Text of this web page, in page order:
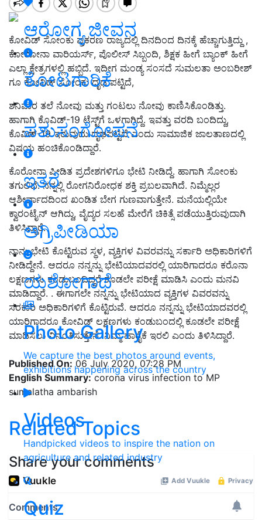
ಆರೋಗ್ಯ ಜೀವನ
ತೋಟಗಾರಿಕೆ
ಪಶುಸಂಗೋಪನೆ
ಇತರೆ
ಅಗ್ರಿಪೀಡಿಯಾ
ಯಶೋಗಾಥೆ
Photo Gallery
We capture the best photos around events,
exhibitions happening across the country
Videos
Handpicked videos to inspire the nation on
agriculture and related industry
Quiz
ಕೋವಿಡ್ ಸೋಂಕು ಪ್ರಕರಣ ರಾಜ್ಯದಲ್ಲಿ ದಿನದಿಂದ ದಿನಕ್ಕೆ ಹೆಚ್ಚಾಗುತ್ತಿದ್ದು ,
ಕೋರೋನಾ ವಾರಿಯರ್ಸ್, ಪೊಲೀಸ್ ಸಿಬ್ಬಂದಿ, ಶಿಕ್ಷಕ ಹೀಗೆ ಬ್ಯಾಂಕ್ ಹೀಗೆ
ಎಲ್ಲಾ ಕ್ಷೇತ್ರಗಳಲ್ಲಿ ಹಬ್ಬಿದೆ. ಇದೀಗ ಮಂಡ್ಯ ಸಂಸದೆ ಸುಮಲತಾ ಅಂಬರೀಶ್
ಗೂ ಕೋವಿಡ್ ಸೋಂಕು ದೃಢ ಪಟ್ಟಿದೆ,
ಶನಿವಾರ ತಲೆ ನೋವು ಮತ್ತು ಗಂಟಲು ನೋವು ಕಾಣಿಸಿಕೊಂಡಿತ್ತು.
ಹಾಗಾಗಿ ಕೊವಿಡ್​-19 ಟೆಸ್ಟ್​ಗೆ ಒಳಗಾಗಿದ್ದೆ. ಇವತ್ತು ವರದಿ ಬಂದಿದ್ದು,
ಕೊವಿಡ್​-19 ಇರುವುದು ದೃಢಪಟ್ಟಿದೆ ಎಂದು ಸಾಮಾಜಿಕ ಜಾಲತಾಣದಲ್ಲಿ
ವಿಷಯ ಹಂಚಿಕೊಂಡಿದ್ದಾರೆ.
ಕೊರೋನಾ ಪೀಡಿತ ಪ್ರದೇಶಗಳಿಗೂ ಭೇಟಿ ನೀಡಿದ್ದೆ. ಹಾಗಾಗಿ ಸೋಂಕು
ತಗುಲಿದೆ. ನನ್ನಲ್ಲಿ ರೋಗನಿರೋಧಕ ಶಕ್ತಿ ಪ್ರಬಲವಾಗಿದೆ. ನಿಮ್ಮೆಲ್ಲರ
ಆಶೀರ್ವಾದದಿಂದ ಖಂಡಿತ ಬೇಗ ಗುಣವಾಗುತ್ತೇನೆ. ಮನೆಯಲ್ಲಿಯೇ
ಕ್ವಾರಂಟೈನ್​ ಆಗಿದ್ದು, ವೈದ್ಯರ ಸಲಹೆ ಮೇರೆಗೆ ಚಿಕಿತ್ಸೆ ಪಡೆಯುತ್ತಿರುವುದಾಗಿ
ತಿಳಿಸಿದ್ದಾರೆ.
ನಾನು ಭೇಟಿ ಕೊಟ್ಟಿರುವ ಸ್ಥಳ, ವ್ಯಕ್ತಿಗಳ ವಿವರವನ್ನು ಸರ್ಕಾರಿ ಅಧಿಕಾರಿಗಳಿಗೆ
ನೀಡಿದ್ದೇನೆ. ಆದರೂ ನನ್ನನ್ನು ಭೇಟಿಯಾದವರಲ್ಲಿ ಯಾರಿಗಾದರೂ ಕರೊನಾ
ಲಕ್ಷಣಗಳು ಕಂಡುಬಂದಿದ್ದರೆ ಕೂಡಲೇ ಪರೀಕ್ಷೆ ಮಾಡಿಸಿ ಎಂದು ಮನವಿ
ಮಾಡಿದ್ದಾರೆ. . ಈಗಾಗಲೇ ನನ್ನನ್ನು ಭೇಟಿಯಾದ ವ್ಯಕ್ತಿಗಳ ವಿವರವನ್ನು
ಸರಕಾರಿ ಅಧಿಕಾರಿಗಳಿಗೆ ಕೊಟ್ಟಿರುವೆ. ಆದರೂ ನನ್ನನ್ನು ಭೇಟಿಯಾದವರಲ್ಲಿ
ಯಾರಿಗಾದರೂ ಕೋವಿಡ್ ಲಕ್ಷಣಗಳು ಕಂಡುಬಂದಲ್ಲಿ ಕೂಡಲೇ ಪರೀಕ್ಷೆ
ಮಾಡಿಸಲು ವಿನಂತಿಸುತ್ತೇನೆ. ನಿಮ್ಮ ಹಾರೈಕೆ ಇರಲಿ ಎಂದು ತಿಳಿಸಿದ್ದಾರೆ.
Published On: 06 July 2020, 07:28 PM
English Summary:corona virus infection to MP
sumalatha ambarish
Related Topics
Share your comments